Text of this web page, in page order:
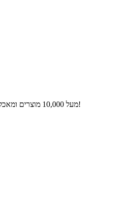
מעל 10,000 מוצרים ומאכלים במאגר עם ערכים תזונתיים!